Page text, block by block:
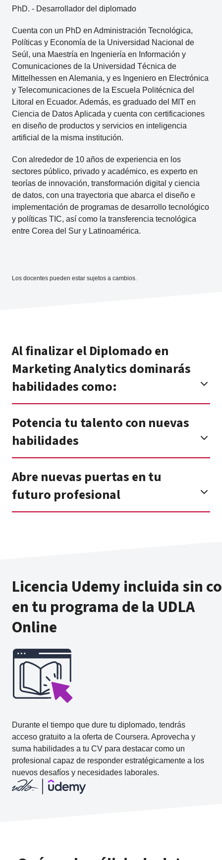
PhD. - Desarrollador del diplomado
Cuenta con un PhD en Administración Tecnológica,
Políticas y Economía de la Universidad Nacional de
Seúl, una Maestría en Ingeniería en Información y
Comunicaciones de la Universidad Técnica de
Mittelhessen en Alemania, y es Ingeniero en Electrónica
y Telecomunicaciones de la Escuela Politécnica del
Litoral en Ecuador. Además, es graduado del MIT en
Ciencia de Datos Aplicada y cuenta con certificaciones
en diseño de productos y servicios en inteligencia
artificial de la misma institución.
Con alrededor de 10 años de experiencia en los
sectores público, privado y académico, es experto en
teorías de innovación, transformación digital y ciencia
de datos, con una trayectoria que abarca el diseño e
implementación de programas de desarrollo tecnológico
y políticas TIC, así como la transferencia tecnológica
entre Corea del Sur y Latinoamérica.
Los docentes pueden estar sujetos a cambios.
Al finalizar el Diplomado en
Marketing Analytics dominarás
habilidades como:
Potencia tu talento con nuevas
habilidades
Abre nuevas puertas en tu
futuro profesional
Licencia Udemy incluida sin
en tu programa de la UDLA
Online
Durante el tiempo que dure tu diplomado, tendrás
acceso gratuito a la oferta de Coursera. Aprovecha y
suma habilidades a tu CV para destacar como un
profesional capaz de responder estratégicamente a los
nuevos desafíos y necesidades laborales.